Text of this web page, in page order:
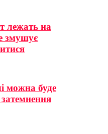
лежать на
змушує
можна буде
затемнення